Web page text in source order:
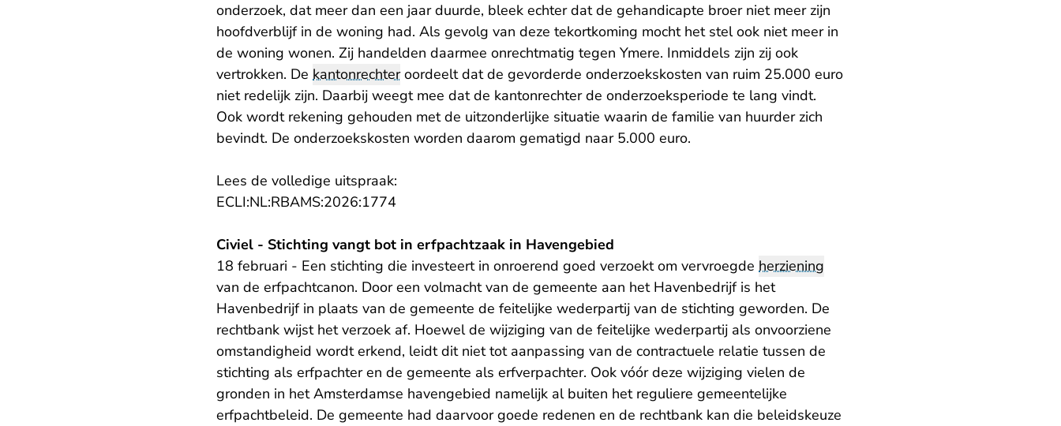
onderzoek, dat meer dan een jaar duurde, bleek echter dat de gehandicapte broer niet meer zijn
hoofdverblijf in de woning had. Als gevolg van deze tekortkoming mocht het stel ook niet meer in
de woning wonen. Zij handelden daarmee onrechtmatig tegen Ymere. Inmiddels zijn zij ook
vertrokken. De kantonrechteroordeelt dat de gevorderde onderzoekskosten van ruim 25.000 euro
niet redelijk zijn. Daarbij weegt mee dat de kantonrechter de onderzoeksperiode te lang vindt.
Ook wordt rekening gehouden met de uitzonderlijke situatie waarin de familie van huurder zich
bevindt. De onderzoekskosten worden daarom gematigd naar 5.000 euro.
Lees de volledige uitspraak:
ECLI:NL:RBAMS:2026:1774- U verlaat Rechtspraak.nl
Civiel - Stichting vangt bot in erfpachtzaak in Havengebied
18 februari - Een stichting die investeert in onroerend goed verzoekt om vervroegde herziening
van de erfpachtcanon. Door een volmacht van de gemeente aan het Havenbedrijf is het
Havenbedrijf in plaats van de gemeente de feitelijke wederpartij van de stichting geworden. De
rechtbank wijst het verzoek af. Hoewel de wijziging van de feitelijke wederpartij als onvoorziene
omstandigheid wordt erkend, leidt dit niet tot aanpassing van de contractuele relatie tussen de
stichting als erfpachter en de gemeente als erfverpachter. Ook vóór deze wijziging vielen de
gronden in het Amsterdamse havengebied namelijk al buiten het reguliere gemeentelijke
erfpachtbeleid. De gemeente had daarvoor goede redenen en de rechtbank kan die beleidskeuze